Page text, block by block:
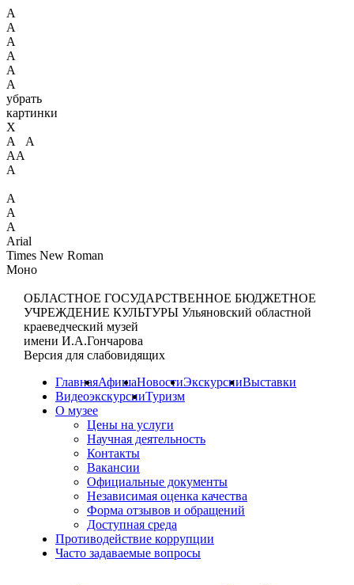
А
А
А
А
А
А
убрать
картинки
X
А А
АА
А
А
А
А
Arial
Times New Roman
Моно
ОБЛАСТНОЕ ГОСУДАРСТВЕННОЕ БЮДЖЕТНОЕ
УЧРЕЖДЕНИЕ КУЛЬТУРЫ Ульяновский областной
краеведческий музей
имени И.А.Гончарова
Версия для слабовидящих
ГлавнаяАфишаНовостиЭкскурсииВыставки
ВидеоэкскурсииТуризм
О музее
Цены на услуги
Научная деятельность
Контакты
Вакансии
Официальные документы
Независимая оценка качества
Форма отзывов и обращений
Доступная среда
Противодействие коррупции
Часто задаваемые вопросы